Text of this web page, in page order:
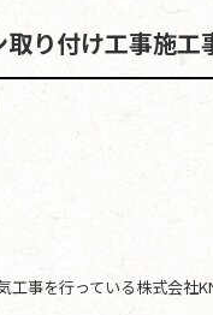
り付け工事施工
事を行っている株式会社